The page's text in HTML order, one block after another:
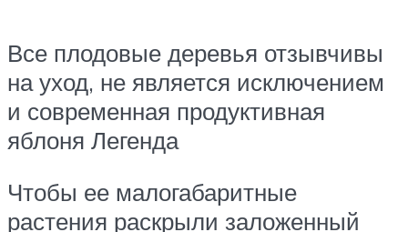
Все плодовые деревья отзывчивы
на уход, не является исключением
и современная продуктивная
яблоня Легенда
Чтобы ее малогабаритные
растения раскрыли заложенный